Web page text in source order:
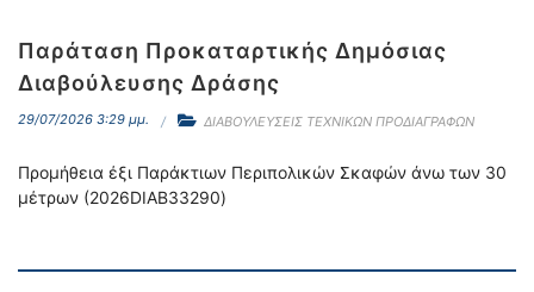
Παράταση Προκαταρτικής Δημόσιας
Διαβούλευσης Δράσης
29/07/2026 3:29 μμ. ΔΙΑΒΟΥΛΕΥΣΕΙΣ ΤΕΧΝΙΚΩΝ ΠΡΟΔΙΑΓΡΑΦΩΝ
Προμήθεια έξι Παράκτιων Περιπολικών Σκαφών άνω των 30
μέτρων (2026DIAB33290)